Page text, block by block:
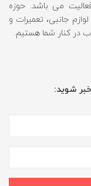
می باشد. حوزه
جانبی، تعمیرات و
در کنار شما هستیم.
شوید: